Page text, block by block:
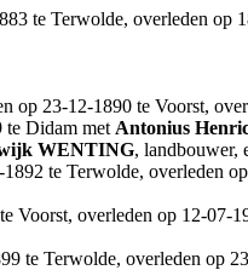
te Terwolde, overleden op
op 23-12-1890 te Voorst,
te Didam met Antonius
WENTING, landbouwer,
1892 te Terwolde, overleden
Voorst, overleden op 12-07-
te Terwolde, overleden op